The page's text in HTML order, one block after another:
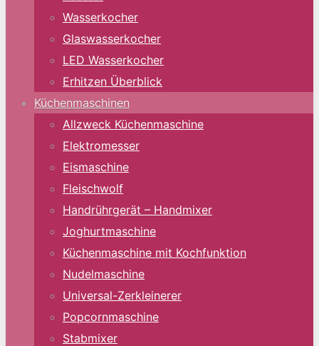
Wasserkocher
Glaswasserkocher
LED Wasserkocher
Erhitzen Überblick
Küchenmaschinen
Allzweck Küchenmaschine
Elektromesser
Eismaschine
Fleischwolf
Handrührgerät – Handmixer
Joghurtmaschine
Küchenmaschine mit Kochfunktion
Nudelmaschine
Universal-Zerkleinerer
Popcornmaschine
Stabmixer